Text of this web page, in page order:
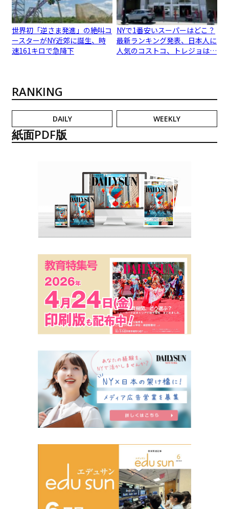
世界初「逆さま発進」の絶叫コ
ースターがNY近郊に誕生、時
速161キロで急降下
NYで1番安いスーパーはどこ？
最新ランキング発表、日本人に
人気のコストコ、トレジョは…
RANKING
DAILY WEEKLY
紙面PDF版